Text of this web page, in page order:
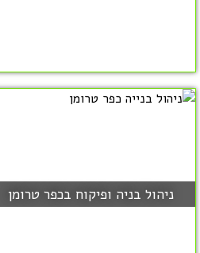
ניהול בניה ופיקוח בכפר טרומן